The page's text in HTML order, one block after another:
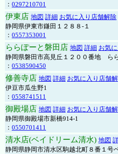
： 0297210701
伊東店 地図 詳細 お気に入り店舗解除
静岡県伊東市鎌田１２８８-１
： 0557353001
ららぽーと磐田店 地図 詳細 お気
静岡県磐田市高見丘１２００番地 ら
： 0538590450
修善寺店 地図 詳細 お気に入り店舗
伊豆市瓜生野1
： 0558741511
御殿場店 地図 詳細 お気に入り店舗
静岡県御殿場市新橋914-1
： 0550701411
清水店(ベイドリーム清水) 地図
静岡県静岡市清水区駒越北町８番１号